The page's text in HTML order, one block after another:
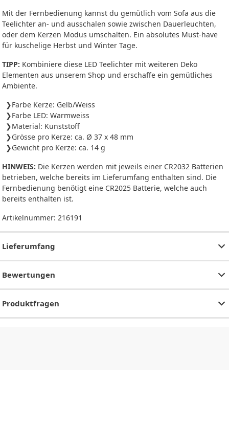
Mit der Fernbedienung kannst du gemütlich vom Sofa aus die
Teelichter an- und ausschalen sowie zwischen Dauerleuchten,
oder dem Kerzen Modus umschalten. Ein absolutes Must-have
für kuschelige Herbst und Winter Tage.
TIPP: Kombiniere diese LED Teelichter mit weiteren Deko
Elementen aus unserem Shop und erschaffe ein gemütliches
Ambiente.
Farbe Kerze: Gelb/Weiss
Farbe LED: Warmweiss
Material: Kunststoff
Grösse pro Kerze: ca. Ø 37 x 48 mm
Gewicht pro Kerze: ca. 14 g
HINWEIS: Die Kerzen werden mit jeweils einer CR2032 Batterien
betrieben, welche bereits im Lieferumfang enthalten sind. Die
Fernbedienung benötigt eine CR2025 Batterie, welche auch
bereits enthalten ist.
Artikelnummer: 216191
Lieferumfang
Bewertungen
Produktfragen